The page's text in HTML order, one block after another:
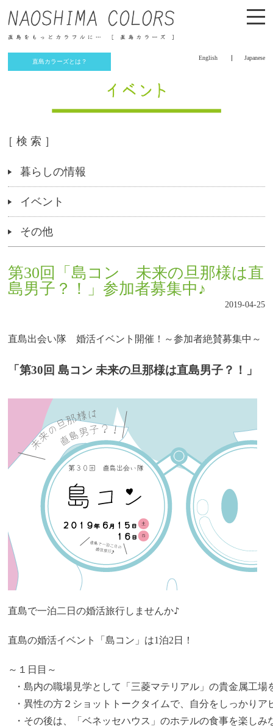
直島カラーズとは？
English Japanese
［ 検 索 ］
暮らしの情報
イベント
その他
第30回「島コン 未来の旦那様は直
島男子？！」参加者募集中♪
2019-04-25
直島出会い隊 婚活イベント開催！～参加者絶賛募集中～
「第30回 島コン 未来の旦那様は直島男子？！」
直島で一泊二日の婚活旅行しませんか♪
直島の婚活イベント「島コン」は1泊2日！
～１日目～
・島内の職場見学として「三菱マテリアル」の貴金属工
・異性の方２ショットトークタイムで、自分をしっかりア
・その後は、「ベネッセハウス」のホテルの食事を楽し